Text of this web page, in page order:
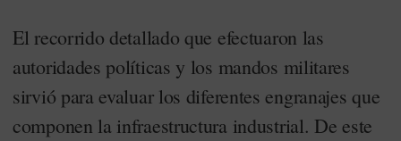
El recorrido detallado que efectuaron las
autoridades políticas y los mandos militares
sirvió para evaluar los diferentes engranajes que
componen la infraestructura industrial. De este